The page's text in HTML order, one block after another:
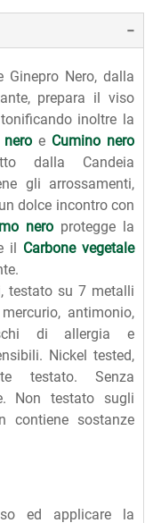
Ginepro Nero, dalla
prepara il viso
inoltre la
nero e Cumino nero
dalla Candeia
gli arrossamenti,
dolce incontro con
nero protegge la
il Carbone vegetale
testato su 7 metalli
antimonio,
di allergia e
Nickel tested,
testato. Senza
Non testato sugli
contiene sostanze
ed applicare la